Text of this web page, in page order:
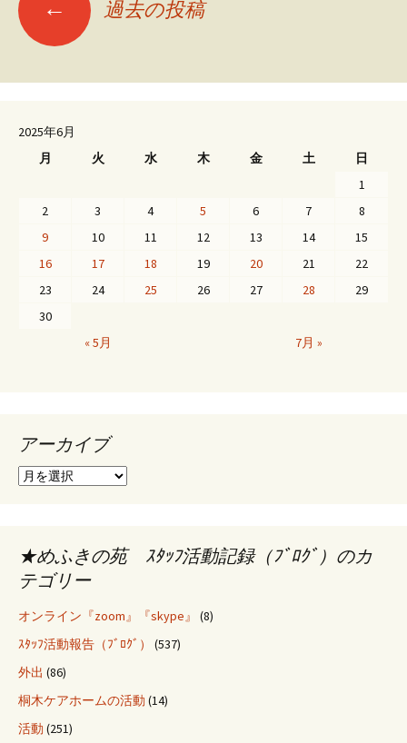
投
稿
ナ
ビ
ゲ
ー
ョ
ン
← 過去の投稿
2025年6月
月
火 水 木 金 土 日
« 5月 7月 »
1
2
3 4 5 6 7
8
9
10 11 12 13 14
15
16
17 18 19 20 21
22
23
24 25 26 27 28
29
30
アーカイブ
ア
ブ
★めふきの苑 ｽﾀｯﾌ活動記録（ﾌﾞﾛｸﾞ）のカ
テゴリー
オンライン『zoom』『skype』
(8)
ｽﾀｯﾌ活動報告（ﾌﾞﾛｸﾞ）
(537)
外出 (86)
桐木ケアホームの活動 (14)
活動 (251)